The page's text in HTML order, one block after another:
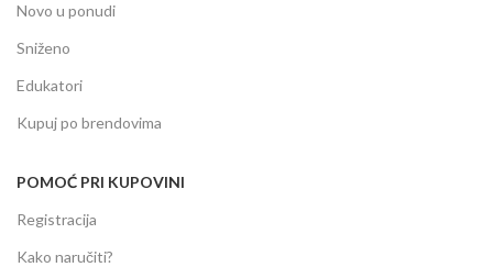
Novo u ponudi
Sniženo
Edukatori
Kupuj po brendovima
POMOĆ PRI KUPOVINI
Registracija
Kako naručiti?